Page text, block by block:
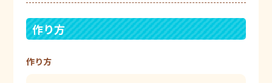
作り方
作り方